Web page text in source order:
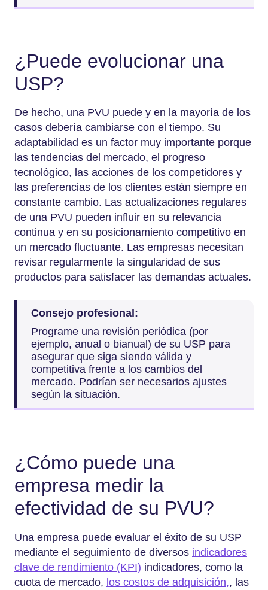
¿Puede evolucionar una
USP?
De hecho, una PVU puede y en la mayoría de los
casos debería cambiarse con el tiempo. Su
adaptabilidad es un factor muy importante porque
las tendencias del mercado, el progreso
tecnológico, las acciones de los competidores y
las preferencias de los clientes están siempre en
constante cambio. Las actualizaciones regulares
de una PVU pueden influir en su relevancia
continua y en su posicionamiento competitivo en
un mercado fluctuante. Las empresas necesitan
revisar regularmente la singularidad de sus
productos para satisfacer las demandas actuales.
Consejo profesional:
Programe una revisión periódica (por
ejemplo, anual o bianual) de su USP para
asegurar que siga siendo válida y
competitiva frente a los cambios del
mercado. Podrían ser necesarios ajustes
según la situación.
¿Cómo puede una
empresa medir la
efectividad de su PVU?
Una empresa puede evaluar el éxito de su USP
mediante el seguimiento de diversos indicadores
clave de rendimiento (KPI) indicadores, como la
cuota de mercado, los costos de adquisición,, las